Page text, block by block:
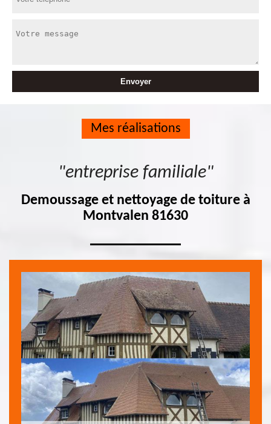
Mes réalisations
"entreprise familiale"
Demoussage et nettoyage de toiture à
Montvalen 81630